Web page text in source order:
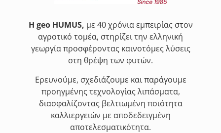
Η geo HUMUS, με 40 χρόνια εμπειρίας στον
αγροτικό τομέα, στηρίζει την ελληνική
γεωργία προσφέροντας καινοτόμες λύσεις
στη θρέψη των φυτών.
Ερευνούμε, σχεδιάζουμε και παράγουμε
προηγμένης τεχνολογίας λιπάσματα,
διασφαλίζοντας βελτιωμένη ποιότητα
καλλιεργειών με αποδεδειγμένη
αποτελεσματικότητα.